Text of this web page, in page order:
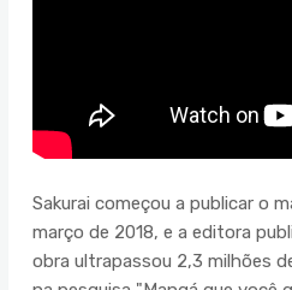
Sakurai começou a publicar o
março de 2018, e a editora
obra ultrapassou 2,3 milhões